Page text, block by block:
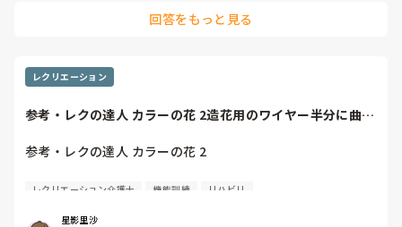
☆見えていた時の趣味をこんな方法で再開しました！
などなど是非皆さんの頑張りを聞かせてくださいっ！
回答をもっと見る
レクリエーション
参考・レクの達人 カラーの花 2造花用のワイヤー半分に曲げ
参考・レクの達人 カラーの花 2
造花用のワイヤー
レクリエーション介護士 機能訓練 リハビリ
星影里沙